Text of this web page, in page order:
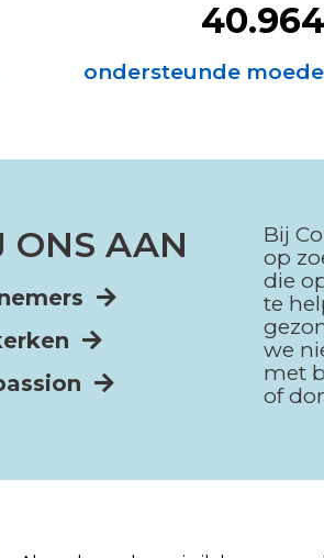
40.964
ondersteunde
ONS AAN
Bij
op
die
te
we
met
of